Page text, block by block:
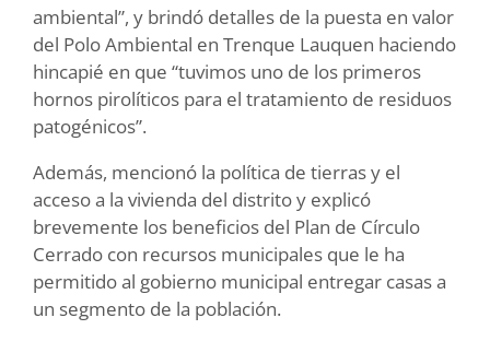
ambiental”, y brindó detalles de la puesta en valor
del Polo Ambiental en Trenque Lauquen haciendo
hincapié en que “tuvimos uno de los primeros
hornos pirolíticos para el tratamiento de residuos
patogénicos”.
Además, mencionó la política de tierras y el
acceso a la vivienda del distrito y explicó
brevemente los beneficios del Plan de Círculo
Cerrado con recursos municipales que le ha
permitido al gobierno municipal entregar casas a
un segmento de la población.